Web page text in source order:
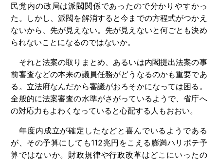
民党内の政局は派閥関係であったので分かりやすかっ
た。しかし、派閥を解消すると今までの方程式がつかえ
ないから、先が見えない。先が見えないと何ごとも決め
られないことになるのではないか。
それと法案の取りまとめ、あるいは内閣提出法案の事
前審査などの本来の議員任務がどうなるのかも重要であ
る。立法府なんだから審議がおろそかになっては困る。
全般的に法案審査の水準がさがっているようで、省庁へ
の対応力もよわくなっていると心配する人もおおい。
年度内成立が確定したなどと喜んでいるようである
が、その予算にしても112兆円をこえる膨満ハリボテ予
算ではないか。財政規律や行政改革はどこにいったの